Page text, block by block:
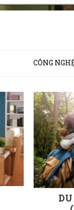
CÔNG